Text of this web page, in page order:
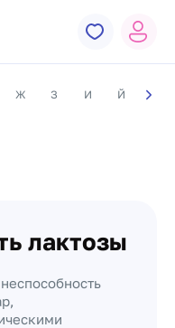
Ж З И Й К
лактозы